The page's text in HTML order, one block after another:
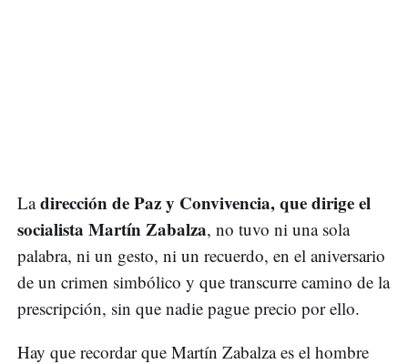
Ladirección de Paz y Convivencia, que dirige el
socialista Martín Zabalza, no tuvo ni una sola
palabra, ni un gesto, ni un recuerdo, en el aniversario
de un crimen simbólico y que transcurre camino de la
prescripción, sin que nadie pague precio por ello.
Hay que recordar que Martín Zabalza es el hombre